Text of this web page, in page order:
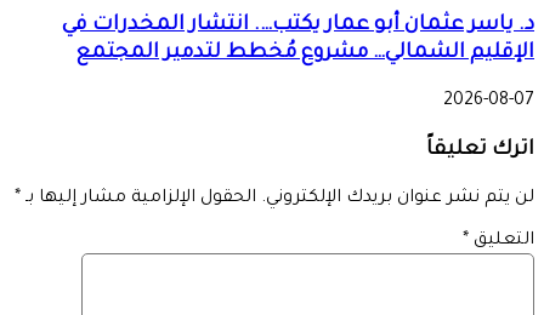
د. ياسر عثمان أبو عمار يكتب…. انتشار المخدرات في
الإقليم الشمالي… مشروع مُخطط لتدمير المجتمع
2026-08-07
اترك تعليقاً
لن يتم نشر عنوان بريدك الإلكتروني. الحقول الإلزامية مشار إليها بـ *
التعليق *